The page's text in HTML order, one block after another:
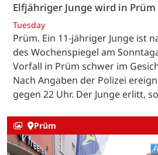
Elfjähriger Junge wird in
Tuesday
Prüm. Ein 11-jähriger Junge ist
des Wochenspiegel am
Vorfall in Prüm schwer im
Nach Angaben der Polizei
gegen 22 Uhr. Der Junge erlitt,
Prüm